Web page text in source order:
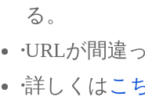
る。
URLが間違
詳しくは こ